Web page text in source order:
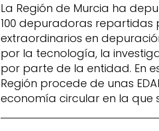
La Región de Murcia ha
100 depuradoras repartidas
extraordinarios en
por la tecnología, la
por parte de la entidad. En
Región procede de unas
economía circular en la que